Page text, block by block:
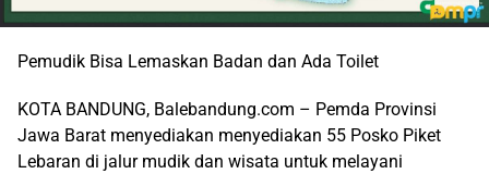
Pemudik Bisa Lemaskan Badan dan Ada Toilet
KOTA BANDUNG, Balebandung.com – Pemda Provinsi
Jawa Barat menyediakan menyediakan 55 Posko Piket
Lebaran di jalur mudik dan wisata untuk melayani